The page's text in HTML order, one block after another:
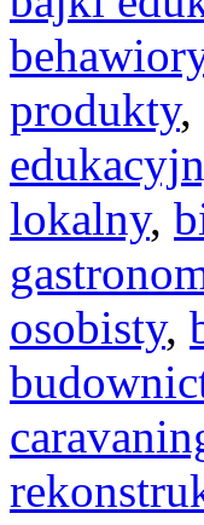
produkty,
lokalny,
osobisty,